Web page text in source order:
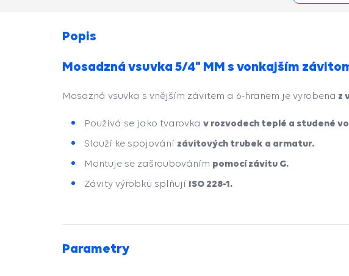
Popis
Mosadzná vsuvka 5/4" MM s vonkajším
Mosazná vsuvka s vnějším závitem a 6-hranem je vyrobena z
Používá se jako tvarovka v rozvodech teplé a studené
Slouží ke spojování závitových trubek a armatur.
Montuje se zašroubováním pomocí závitu G.
Závity výrobku splňují ISO 228-1.
Parametry